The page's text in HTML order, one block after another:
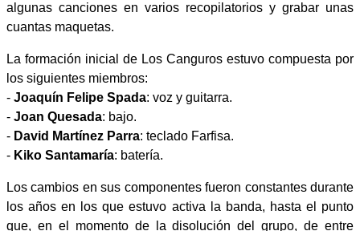
algunas canciones en varios recopilatorios y grabar unas
cuantas maquetas.
La formación inicial de Los Canguros estuvo compuesta por
los siguientes miembros:
- Joaquín Felipe Spada: voz y guitarra.
- Joan Quesada: bajo.
- David Martínez Parra: teclado Farfisa.
- Kiko Santamaría: batería.
Los cambios en sus componentes fueron constantes durante
los años en los que estuvo activa la banda, hasta el punto
que, en el momento de la disolución del grupo, de entre